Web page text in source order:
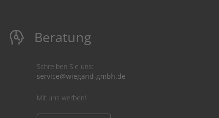
Beratung
Schreiben Sie uns:
service@wiegand-gmbh.de
Mit uns werben!